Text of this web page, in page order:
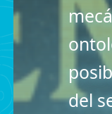
del